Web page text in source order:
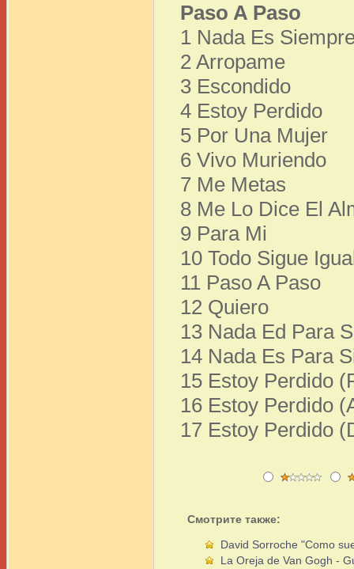
Paso A Paso
1 Nada Es
2 Arropame
3 Escondido
4 Estoy Perdido
5 Por Una Mujer
6 Vivo Muriendo
7 Me Metas
8 Me Lo Dice El
9 Para Mi
10 Todo Sigue
11 Paso A Paso
12 Quiero
13 Nada Ed Para
14 Nada Es Para
15 Estoy Perdido
16 Estoy Perdido
17 Estoy Perdido
Смотрите также:
David Sorroche "Como
La Oreja de Van Gogh -